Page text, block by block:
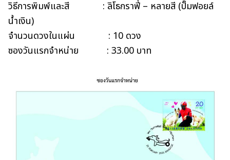
วิธีการพิมพ์และสี : ลิโธกราฟี่ – หลายสี (ปั๊มฟอยล์
น้ำเงิน)
จำนวนดวงในแผ่น : 10 ดวง
ซองวันแรกจำหน่าย : 33.00 บาท